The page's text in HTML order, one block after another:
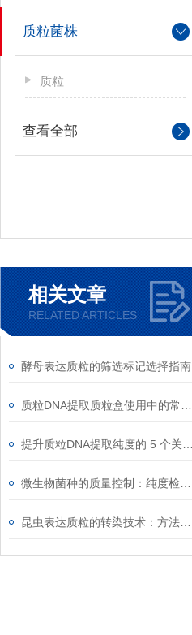
质粒菌株
质粒
查看全部
相关文章
RELATED ARTICLES
酵母表达质粒的筛选标记选择指南